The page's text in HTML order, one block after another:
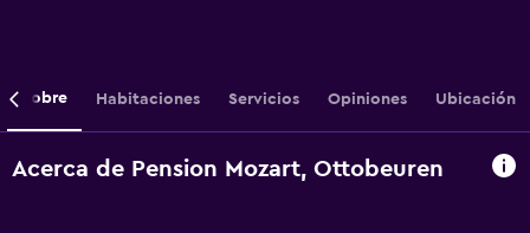
Sobre Habitaciones Servicios Opiniones Ubicación
Acerca de Pension Mozart, Ottobeuren